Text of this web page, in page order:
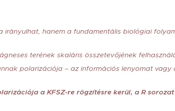
irányulhat, hanem a fundamentális biológiai
terének skaláris összetevőjének
polarizációja – az információs lenyomat vagy
a KFSZ-re rögzítésre kerül, a R